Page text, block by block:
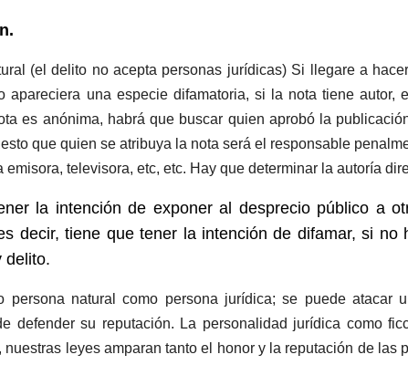
(el delito no acepta personas jurídicas) Si llegare a
apareciera una especie difamatoria, si la nota tiene autor,
es anónima, habrá que buscar quien aprobó la
que quien se atribuya la nota será el responsable
televisora, etc, etc. Hay que determinar la autoría
la intención de exponer al desprecio público a
decir, tiene que tener la intención de difamar, si no
delito.
persona natural como persona jurídica; se puede atacar
defender su reputación. La personalidad jurídica como
nuestras leyes amparan tanto el honor y la reputación de las